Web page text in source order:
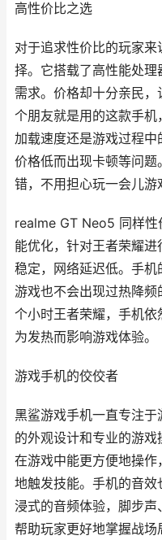
高性价比之选
对于追求性价比的玩家
择。它搭载了高性能处
需求。价格却十分亲民
个朋友就是用的这款手
加载速度还是游戏过程
价格低而出现卡顿等问
错，不用担心玩一会儿游
realme GT Neo5 同样性
能优化，针对王者荣耀
稳定，网络延迟低。手
游戏也不会出现过热降
个小时王者荣耀，手机
为发热而影响游戏体验。
游戏手机的佼佼者
黑鲨游戏手机一直专注
的外观设计和专业的游
在游戏中能更方便地操
地触发技能。手机的音
浸式的音频体验，脚步声
帮助玩家更好地掌握战场